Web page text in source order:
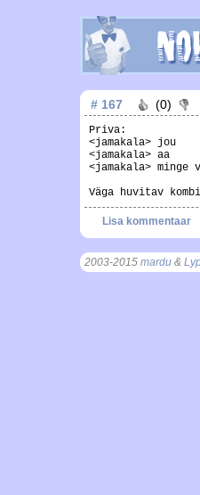
# 167 (0)
Priva:
<jamakala> jou
<jamakala> aa
<jamakala> minge
Väga huvitav
Lisa kommentaar
2003-2015 mardu &